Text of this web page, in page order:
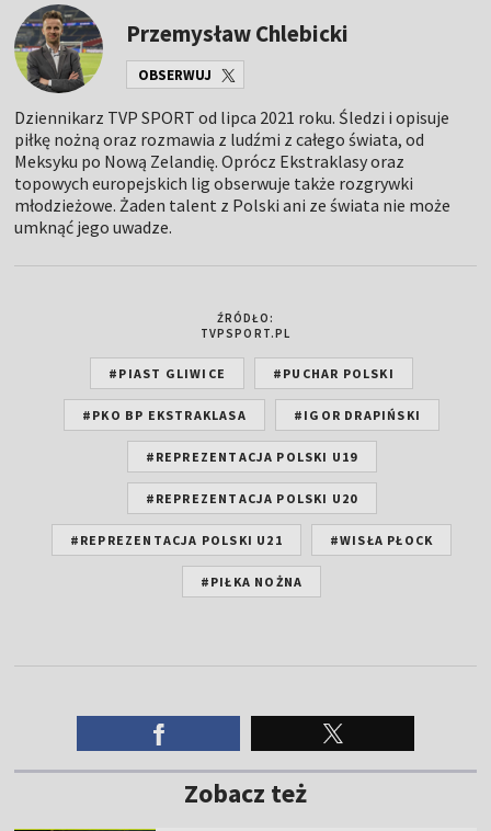
Przemysław Chlebicki
OBSERWUJ
Dziennikarz TVP SPORT od lipca 2021 roku. Śledzi i opisuje
piłkę nożną oraz rozmawia z ludźmi z całego świata, od
Meksyku po Nową Zelandię. Oprócz Ekstraklasy oraz
topowych europejskich lig obserwuje także rozgrywki
młodzieżowe. Żaden talent z Polski ani ze świata nie może
umknąć jego uwadze.
ŹRÓDŁO:
TVPSPORT.PL
#PIAST GLIWICE #PUCHAR POLSKI
#PKO BP EKSTRAKLASA #IGOR DRAPIŃSKI
#REPREZENTACJA POLSKI U19
#REPREZENTACJA POLSKI U20
#REPREZENTACJA POLSKI U21 #WISŁA PŁOCK
#PIŁKA NOŻNA
Zobacz też